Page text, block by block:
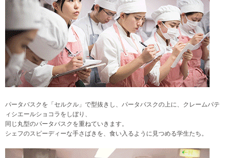
パータバスクを「セルクル」で型抜きし、パータバスクの上に、クレームパテ
ィシエールショコラをしぼり、
同じ丸型のパータバスクを重ねていきます。
シェフのスピーディーな手さばきを、食い入るように見つめる学生たち。